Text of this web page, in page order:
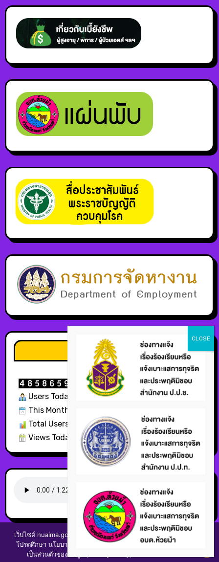
สถิติผู้ใช้บริการ
Users Today : 1384
This Month : 5020
Total Users : 326379
Views Today : 1775
เว็บไซต์ huaima.go.th มีการใช้งานเทคโนโลยีคุกกี้ บนเว็บไซตของเรา
โปรดศึกษา นโยบายการใช้คุกกี้ (cookies policy) และนโยบายความ
เป็นส่วนตัวของข้อมูล (Privacy Policy) ก่อนใช้บริการเว็บไซต์